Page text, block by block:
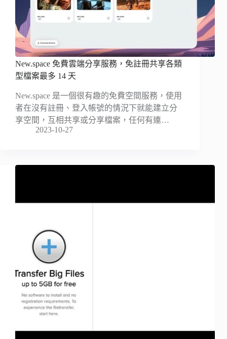
New.space 免費雲端分享服務，免註冊共享各類
型檔案最多 14 天
New.space 是一個很有趣的免費空間服務，使用
者在沒有註冊、登入帳號的情況下就能建立分
享空間，互相共享或分享檔案，任何有連…
2023-10-27